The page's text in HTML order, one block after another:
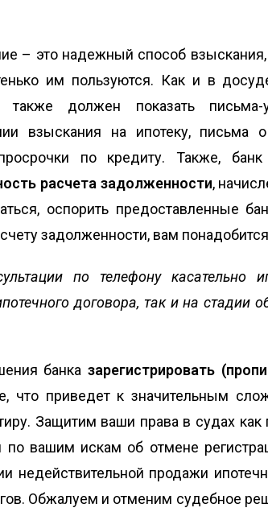
– это надежный способ
им пользуются. Как и в
должен показать письма-
взыскания на ипотеку, письма
по кредиту. Также,
расчета задолженности,
оспорить предоставленные
задолженности, вам
по телефону касательно
договора, так и на стадии
банказарегистрировать
что приведет к значительным
Защитим ваши права в судах
по вашим искам об отмене
недействительной продажи
Обжалуем и отменим судебное